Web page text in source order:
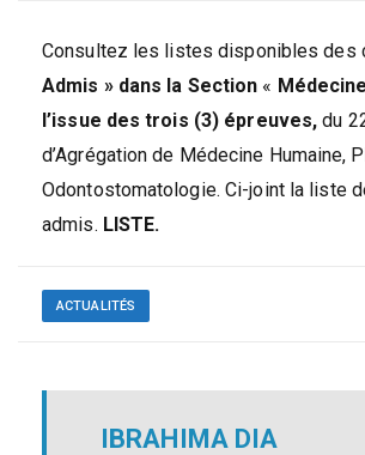
Consultez les listes disponibles des
Admis » dans la Section «
l’issue des trois (3) épreuves,du
d’Agrégation de Médecine Humaine,
Odontostomatologie. Ci-joint la liste
admis. LISTE.
ACTUALITÉS
IBRAHIMA DIA